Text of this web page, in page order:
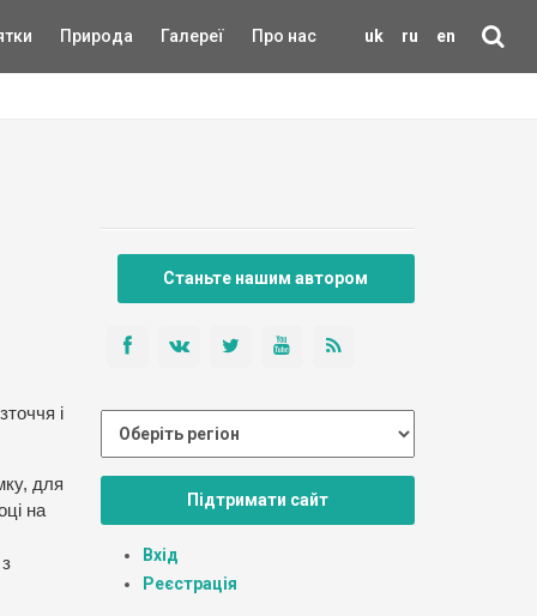
uk ru en
Природа Галереї Про нас
і
для
на
Станьте нашим автором
Підтримати сайт
Вхід
Реєстрація